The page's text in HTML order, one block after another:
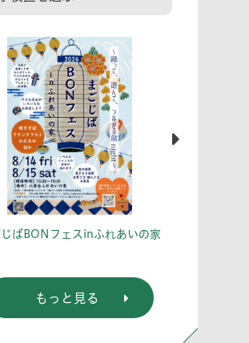
じばBONフェスinふれあいの家
もっと見る